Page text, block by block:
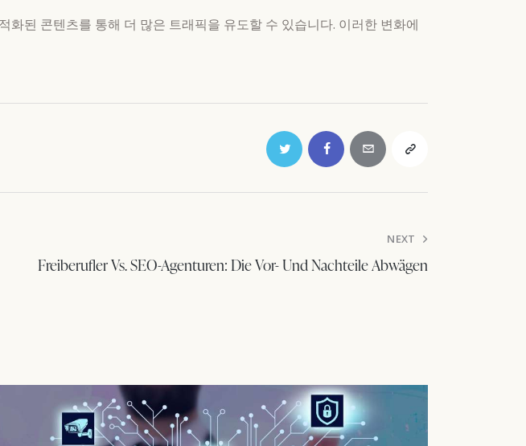
된 콘텐츠를 통해 더 많은 트래픽을 유도할 수 있습니다. 이러한 변화에
NEXT
Freiberufler Vs. SEO-Agenturen: Die Vor- Und Nachteile Abwägen